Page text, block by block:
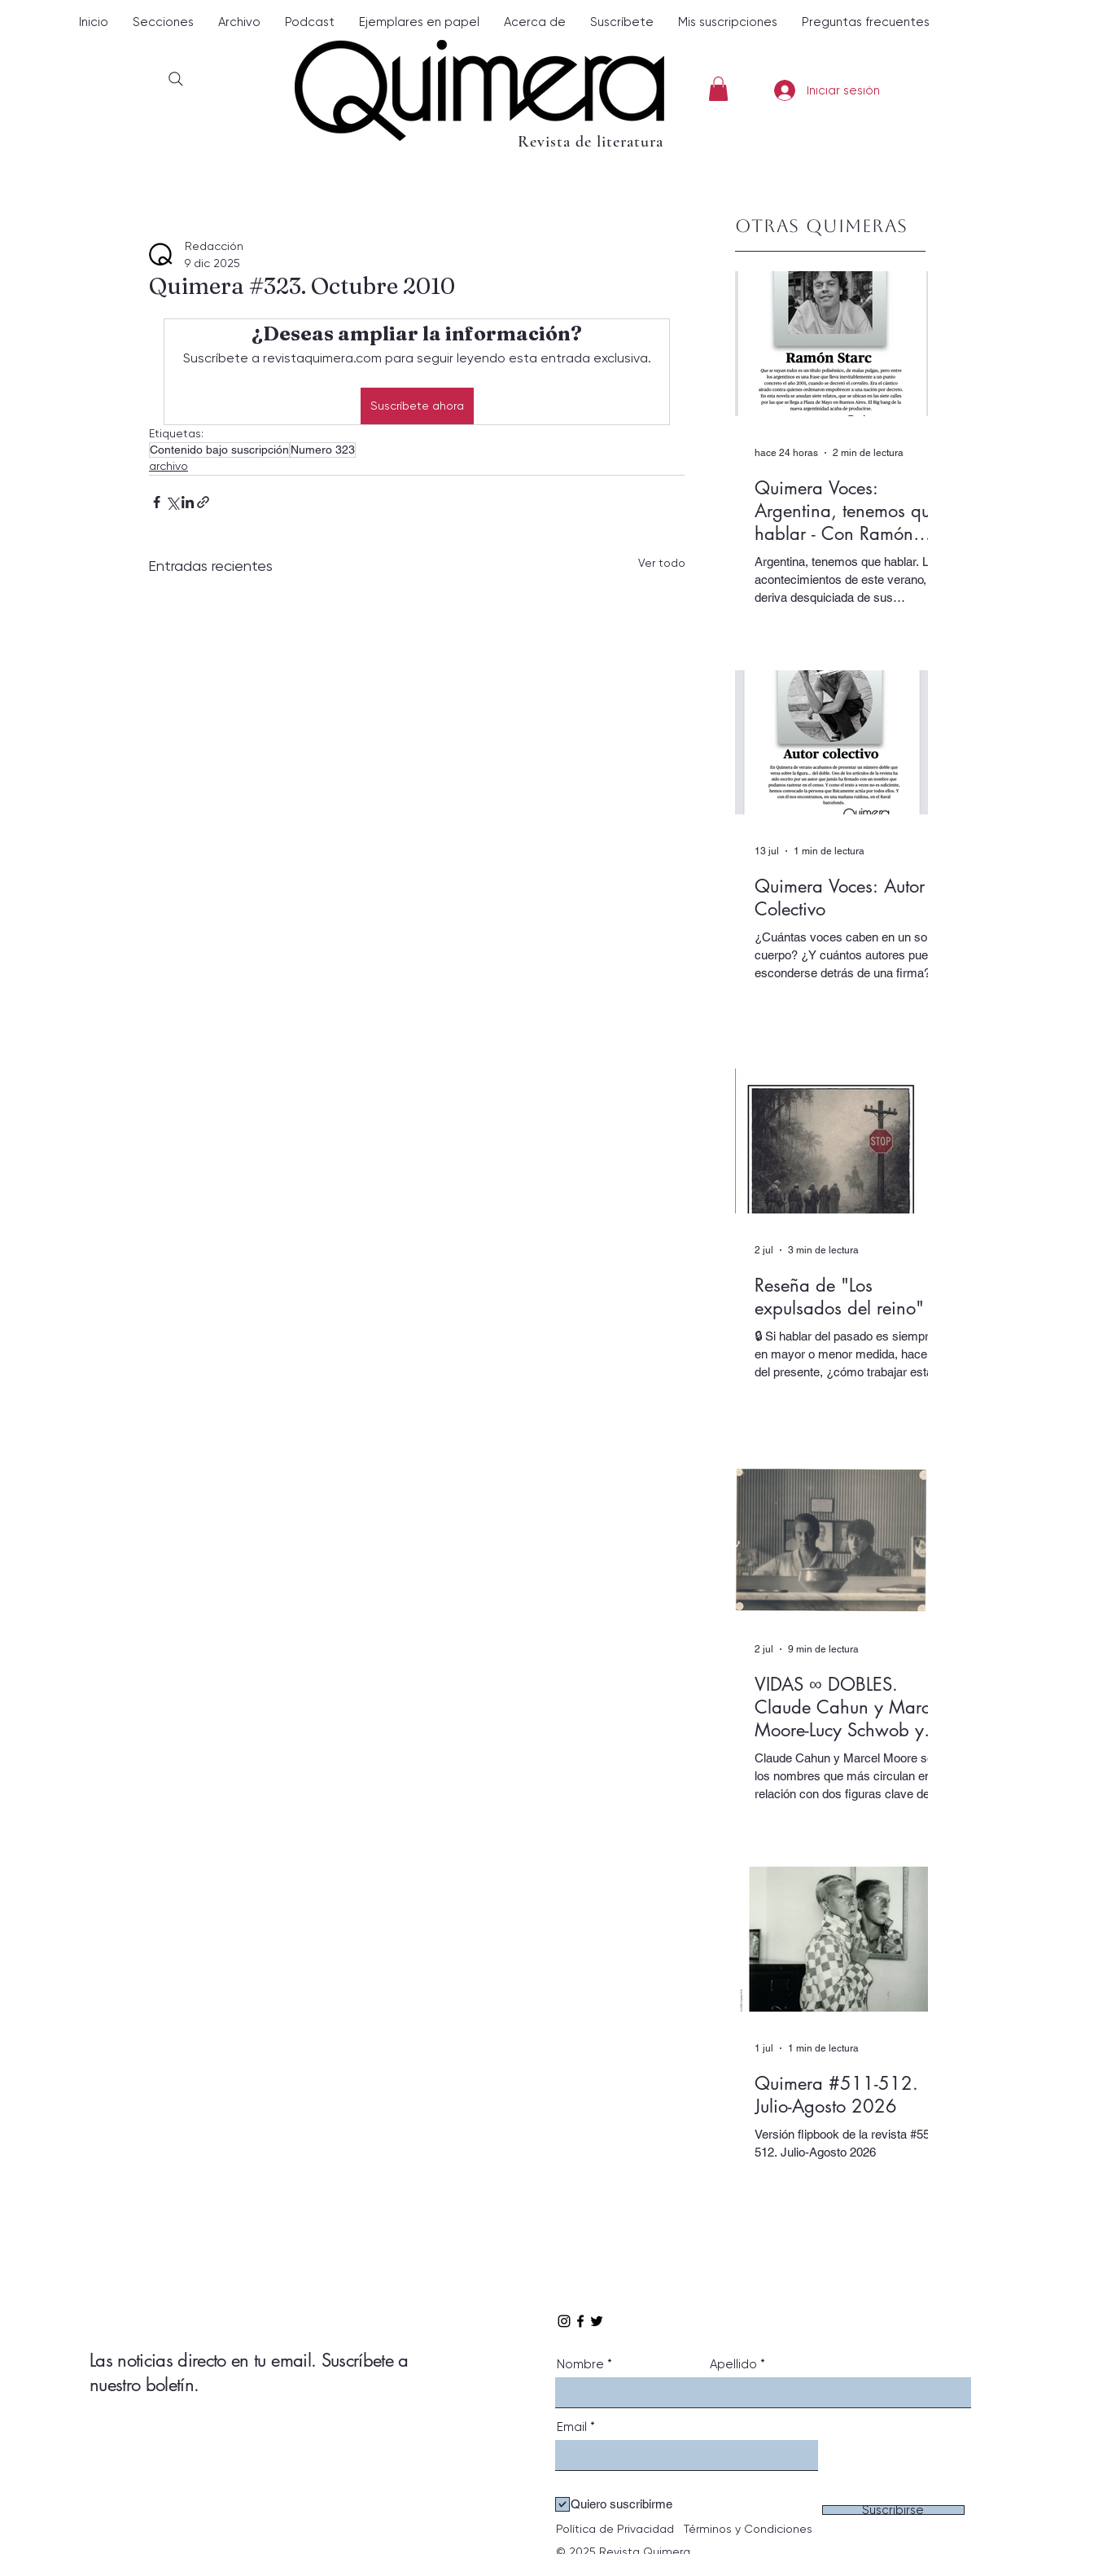
Inicio Secciones Archivo Podcast Ejemplares en papel Acerca de Suscríbete Mis suscripciones Preguntas frecuentes
Iniciar sesión
Revista de literatura
Quimera #323. Octubre 2010
Redacción
9 dic 2025
¿Deseas ampliar la información?
Suscríbete a revistaquimera.com para seguir leyendo esta entrada exclusiva.
Suscríbete ahora
Etiquetas:
Contenido bajo suscripción Numero 323
archivo
Entradas recientes Ver todo
Otras quimeras
Quimera Voces:
Argentina, tenemos que
hablar - Con Ramón
Starc.
Argentina, tenemos que hablar. Los
acontecimientos de este verano, la
deriva desquiciada de sus
pensarla e interpelarla… que es
justamente lo que nos facilita el
argentino Ramón Starc en su
primera novela, Que se vayan todos
(Candaya).
hace 24 horas 2 min de lectura
Quimera Voces: Autor
Colectivo
¿Cuántas voces caben en un solo
cuerpo? ¿Y cuántos autores pueden
esconderse detrás de una firma?
responsable de una parte de su
obra y de su identidad. Al final,
asistimos incluso al nacimiento de
una nueva voz. En “Autor colectivo”,
el nuevo episodio del podcast de
Quimera, traslada
13 jul 1 min de lectura
Reseña de "Los
expulsados del reino"
🔒 Si hablar del pasado es siempre,
en mayor o menor medida, hacerlo
del presente, ¿cómo trabajar esta
dimensiones, más que dialogar, se
solapan en un mutuo extrañamiento
del que ninguna sale intocada.
2 jul 3 min de lectura
VIDAS ∞ DOBLES.
Claude Cahun y Marcel
Moore-Lucy Schwob y
Suzanne Malherbe
Claude Cahun y Marcel Moore son
los nombres que más circulan en
relación con dos figuras clave del
ilustradora. Artista de performance
y fotógrafa. Introvertide y
extrovertida. Leyendas de la
vanguardia y combatientes de la
resistencia.
2 jul 9 min de lectura
Quimera #511-512.
Julio-Agosto 2026
Versión flipbook de la revista #5511-
512. Julio-Agosto 2026
1 jul 1 min de lectura
Las noticias directo en tu email. Suscríbete a
nuestro boletín.
Nombre Apellido
Email
Quiero suscribirme Suscribirse
Política de Privacidad
Términos y Condiciones
© 2025 Revista Quimera